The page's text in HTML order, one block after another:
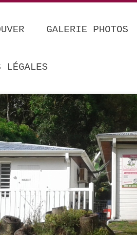
GALERIE PHOTOS
LÉGALES